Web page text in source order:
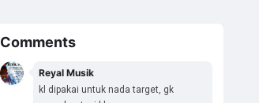
Comments
Reyal Musik
kl dipakai untuk nada target, gk